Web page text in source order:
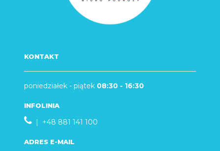
KONTAKT
poniedziałek - piątek 08:30 - 16:30
INFOLINIA
| +48 881 141 100
ADRES E-MAIL